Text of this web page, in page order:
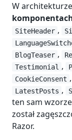
W
SiteHeader ,
BlogTeaser ,
Testimonial ,
CookieConsent ,
LatestPosts ,
ten sam
został
Razor.